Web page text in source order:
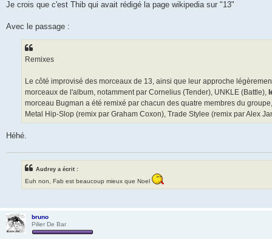
s
g
Je crois que c'est Thib qui avait rédigé la page wikipedia sur "13"
Avec le passage :
Remixes
Le côté improvisé des morceaux de 13, ainsi que leur approche
morceaux de l'album, notamment par Cornelius (Tender), UNKLE (Battle),
morceau Bugman a été remixé par chacun des quatre membres du
Metal Hip-Slop (remix par Graham Coxon), Trade Stylee (remix par Alex
Héhé.
Audrey a écrit :
Euh non, Fab est beaucoup mieux que Noel
bruno
Pilier De Bar